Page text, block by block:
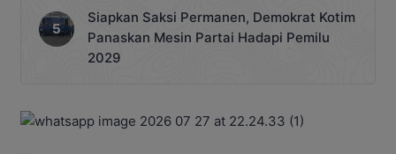
Siapkan Saksi Permanen, Demokrat Kotim
Panaskan Mesin Partai Hadapi Pemilu
2029